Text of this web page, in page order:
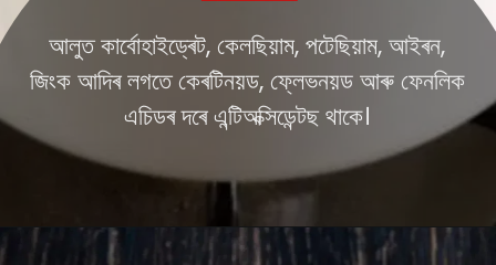
আলুত কাৰ্বোহাইড্ৰেট, কেলছিয়াম, পটেছিয়াম, আইৰন,
জিংক আদিৰ লগতে কেৰটিনয়ড, ফ্লেভনয়ড আৰু ফেনলিক
এচিডৰ দৰে এন্টিঅক্সিডেন্টছ থাকে।